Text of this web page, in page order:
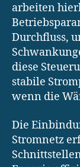
arbeiten
Durchfluss,
diese
stabile
wenn die
Die
Stromnetz